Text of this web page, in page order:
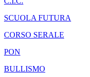
SCUOLA FUTURA
CORSO SERALE
PON
BULLISMO